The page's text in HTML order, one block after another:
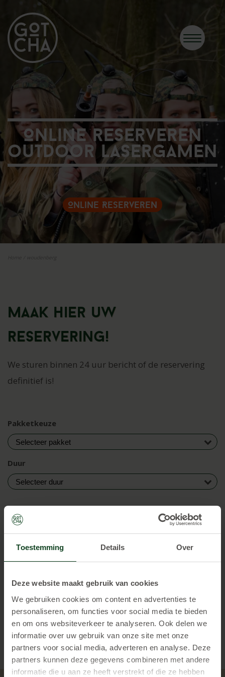
Toestemming Details Over
Deze website maakt gebruik van cookies
We gebruiken cookies om content en advertenties te
personaliseren, om functies voor social media te bieden
en om ons websiteverkeer te analyseren. Ook delen we
informatie over uw gebruik van onze site met onze
partners voor social media, adverteren en analyse. Deze
partners kunnen deze gegevens combineren met andere
informatie die u aan ze heeft verstrekt of die ze hebben
Online reserveren
outdoor lasergamen
Online Reserveren
Maak hier uw
reservering!
We sturen binnen 24 uur bericht of de reservering
definitief is!
Pakketkeuze
Duur
Volwassenen
- +
Locatie